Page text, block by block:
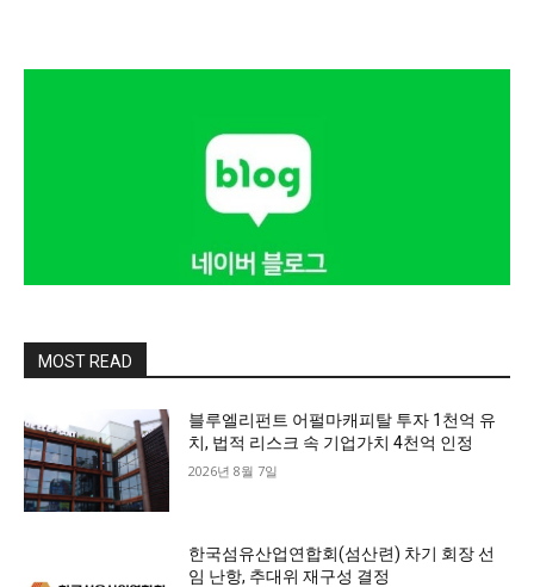
MOST READ
블루엘리펀트 어펄마캐피탈 투자 1천억 유
치, 법적 리스크 속 기업가치 4천억 인정
2026년 8월 7일
한국섬유산업연합회(섬산련) 차기 회장 선
임 난항, 추대위 재구성 결정